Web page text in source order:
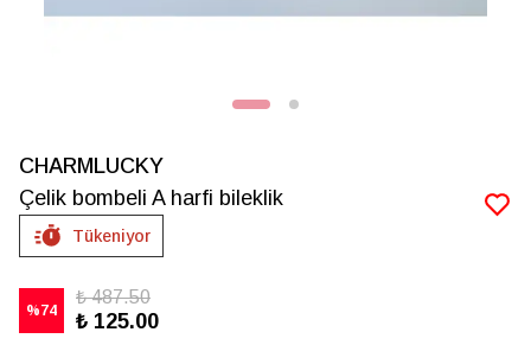
CHARMLUCKY
Çelik bombeli A harfi bileklik
Tükeniyor
%74
₺ 487.50
₺ 125.00